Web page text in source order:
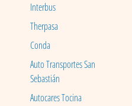
Interbus
Therpasa
Conda
Auto Transportes San
Sebastián
Autocares Tocina